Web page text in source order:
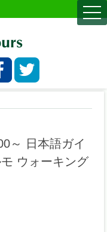
～ 日本語ガイ
ウォーキング